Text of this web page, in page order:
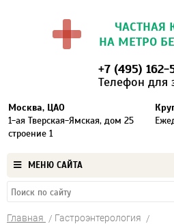
ЧАСТНАЯ
НА МЕТРО
Москва, ЦАО
1-ая Тверская-Ямская, дом 25
строение 1
+7 (495) 162-
Телефон для
МЕНЮ САЙТА
Главная Гастроэнтерология